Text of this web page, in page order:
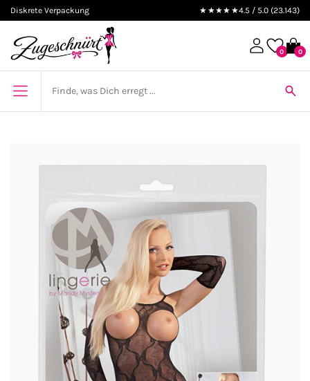
Diskrete Verpackung ★★★★★4.5 / 5.0 (23.143)
0 0